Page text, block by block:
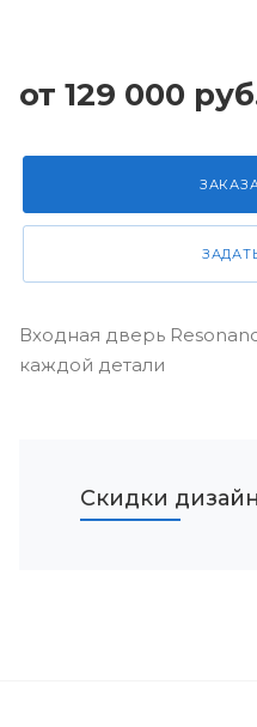
от 129 000
Входная дверь
каждой детали
Скидки